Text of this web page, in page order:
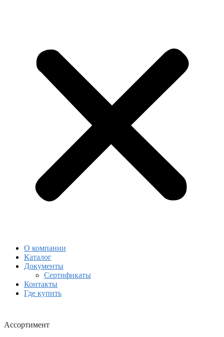
О компании
Каталог
Документы
Сертификаты
Контакты
Где купить
Ассортимент